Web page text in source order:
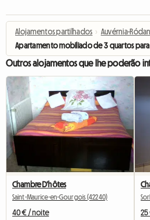
Alojamentos partilhados › Auvérnia-
Apartamento mobiliado de 3 quartos para
Outros alojamentos que lhe poderão
Chambre D'hôtes
Saint-Maurice-en-Gourgois (42240)
40 € / noite